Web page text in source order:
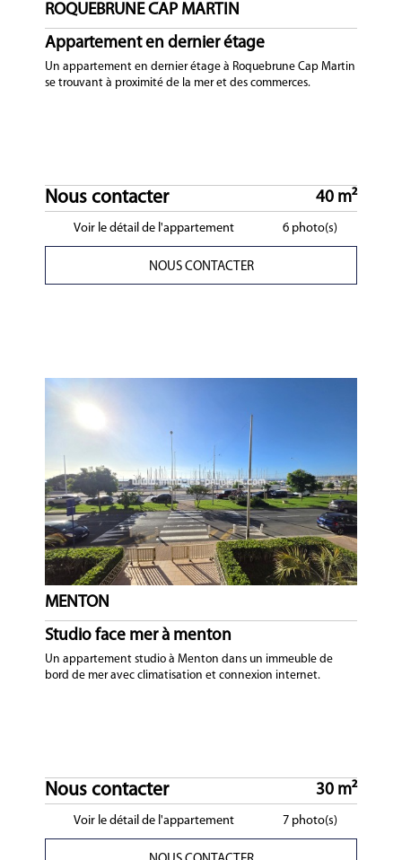
ROQUEBRUNE CAP MARTIN
Appartement en dernier étage
Un appartement en dernier étage à Roquebrune Cap Martin
se trouvant à proximité de la mer et des commerces.
Nous contacter 40 m²
Voir le détail de l'appartement 6 photo(s)
NOUS CONTACTER
MENTON
Studio face mer à menton
Un appartement studio à Menton dans un immeuble de
bord de mer avec climatisation et connexion internet.
Nous contacter 30 m²
Voir le détail de l'appartement 7 photo(s)